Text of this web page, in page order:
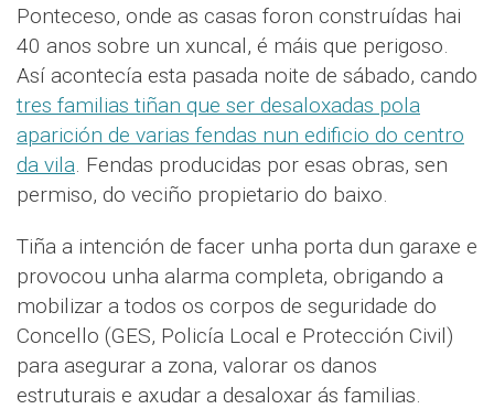
Ponteceso, onde as casas foron construídas hai
40 anos sobre un xuncal, é máis que perigoso.
Así acontecía esta pasada noite de sábado, cando
tres familias tiñan que ser desaloxadas pola
aparición de varias fendas nun edificio do centro
da vila. Fendas producidas por esas obras, sen
permiso, do veciño propietario do baixo.
Tiña a intención de facer unha porta dun garaxe e
provocou unha alarma completa, obrigando a
mobilizar a todos os corpos de seguridade do
Concello (GES, Policía Local e Protección Civil)
para asegurar a zona, valorar os danos
estruturais e axudar a desaloxar ás familias.